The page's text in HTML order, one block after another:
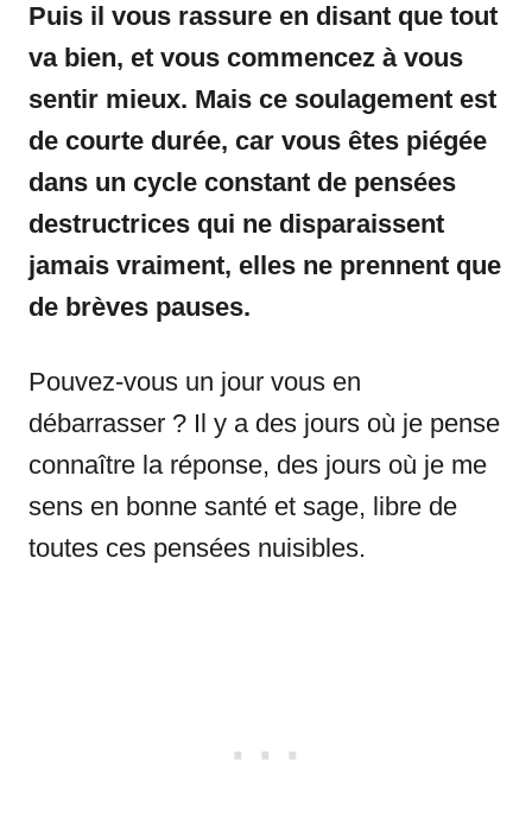
Puis il vous rassure en disant que tout
va bien, et vous commencez à vous
sentir mieux. Mais ce soulagement est
de courte durée, car vous êtes piégée
dans un cycle constant de pensées
destructrices qui ne disparaissent
jamais vraiment, elles ne prennent que
de brèves pauses.
Pouvez-vous un jour vous en
débarrasser ? Il y a des jours où je pense
connaître la réponse, des jours où je me
sens en bonne santé et sage, libre de
toutes ces pensées nuisibles.